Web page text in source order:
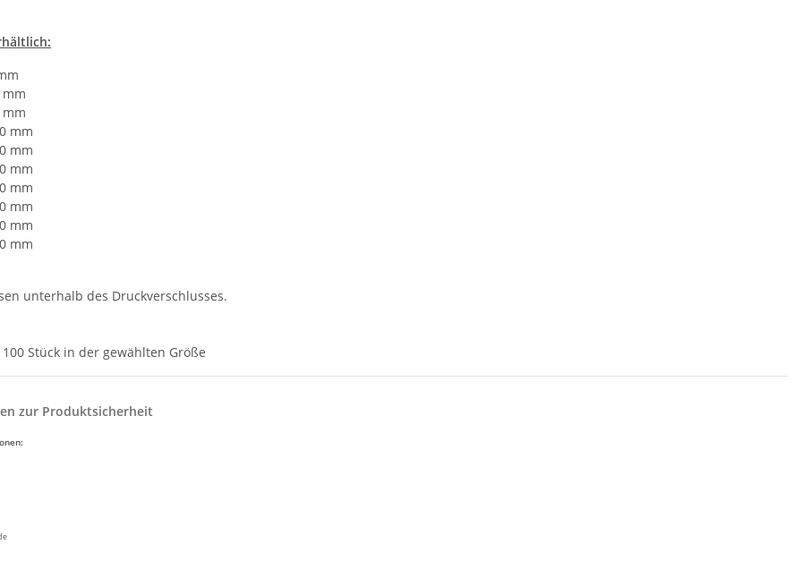
mm
mm
mm
mm
mm
mm
mm
mm
mm
unterhalb des Druckverschlusses.
100 Stück in der gewählten Größe
zur Produktsicherheit